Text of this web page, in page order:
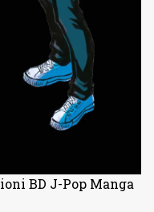
BD J-Pop Manga